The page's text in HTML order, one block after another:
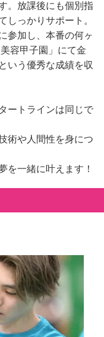
。放課後にも個別指
しっかりサポート。
参加し、本番の何ヶ
容甲子園」にて金
いう優秀な成績を収
ートラインは同じで
術や人間性を身につ
を一緒に叶えます！